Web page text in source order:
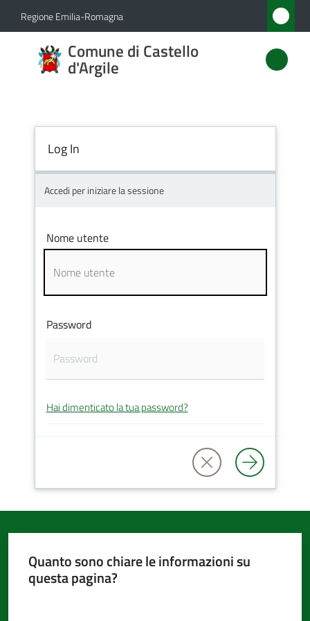
Vai al contenuto
Vai alla navigazione
Vai al footer
Regione Emilia-Romagna
Comune di Castello
d'Argile
Comune
di
Amministrazione
Servizi
Vivere
d'Argile
Amministrazione
argomenti...
Seguici
Log In
Accedi per iniziare la sessione
Nome utente
Password
Hai dimenticato la tua password?
Quanto sono chiare le informazioni su
questa pagina?